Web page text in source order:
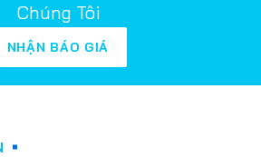
Chúng Tôi
NHẬN BÁO GIÁ